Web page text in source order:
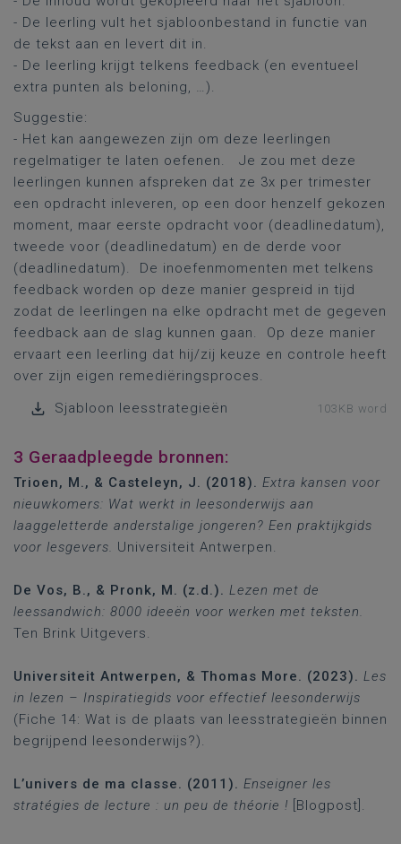
- De leerling vult het sjabloonbestand in functie van
de tekst aan en levert dit in.
- De leerling krijgt telkens feedback (en eventueel
extra punten als beloning, …).
Suggestie:
- Het kan aangewezen zijn om deze leerlingen
regelmatiger te laten oefenen. Je zou met deze
leerlingen kunnen afspreken dat ze 3x per trimester
een opdracht inleveren, op een door henzelf gekozen
moment, maar eerste opdracht voor (deadlinedatum),
tweede voor (deadlinedatum) en de derde voor
(deadlinedatum). De inoefenmomenten met telkens
feedback worden op deze manier gespreid in tijd
zodat de leerlingen na elke opdracht met de gegeven
feedback aan de slag kunnen gaan. Op deze manier
ervaart een leerling dat hij/zij keuze en controle heeft
over zijn eigen remediëringsproces.
Sjabloon leesstrategieën
103KB word
3 Geraadpleegde bronnen:
Trioen, M., & Casteleyn, J. (2018). Extra kansen voor
nieuwkomers: Wat werkt in leesonderwijs aan
laaggeletterde anderstalige jongeren? Een praktijkgids
voor lesgevers. Universiteit Antwerpen.
De Vos, B., & Pronk, M. (z.d.). Lezen met de
leessandwich: 8000 ideeën voor werken met teksten.
Ten Brink Uitgevers.
Universiteit Antwerpen, & Thomas More. (2023). Les
in lezen – Inspiratiegids voor effectief leesonderwijs
(Fiche 14: Wat is de plaats van leesstrategieën binnen
begrijpend leesonderwijs?).
L’univers de ma classe. (2011). Enseigner les
stratégies de lecture : un peu de théorie ! [Blogpost].